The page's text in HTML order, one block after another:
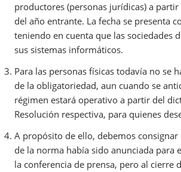
productores (personas jurídicas) a
del año entrante. La fecha se presenta
teniendo en cuenta que las sociedades
sus sistemas informáticos.
Para las personas físicas todavía no se
de la obligatoriedad, aun cuando se
régimen estará operativo a partir del
Resolución respectiva, para quienes
A propósito de ello, debemos
de la norma había sido anunciada para
la conferencia de prensa, pero al cierre